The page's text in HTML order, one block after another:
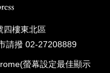
四樓東北區
請撥 02-27208889
螢幕設定最佳顯示